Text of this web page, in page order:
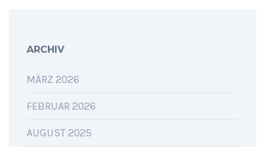
ARCHIV
MÄRZ 2026
FEBRUAR 2026
AUGUST 2025